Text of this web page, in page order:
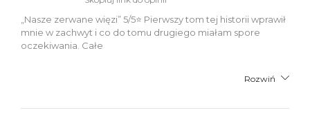
„Nasze zerwane więzi” 5/5⭐️ Pierwszy tom tej historii wprawił
mnie w zachwyt i co do tomu drugiego miałam spore
oczekiwania. Całe
Rozwiń